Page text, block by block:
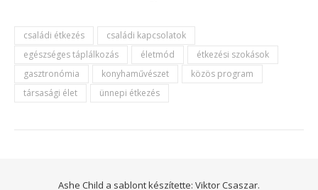
családi étkezés
családi kapcsolatok
egészséges táplálkozás
életmód
étkezési szokások
gasztronómia
konyhaművészet
közös program
társasági élet
ünnepi étkezés
Ashe Child a sablont készítette: Viktor Csaszar.